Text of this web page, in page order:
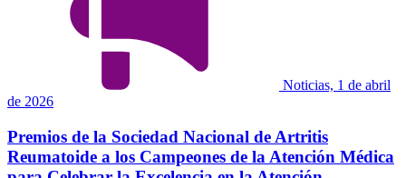
Noticias, 1 de abril
de 2026
Premios de la Sociedad Nacional de Artritis
Reumatoide a los Campeones de la Atención Médica